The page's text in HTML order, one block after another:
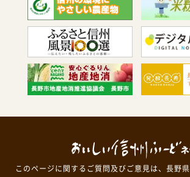
このページに関するご質問及びご意見は、長野